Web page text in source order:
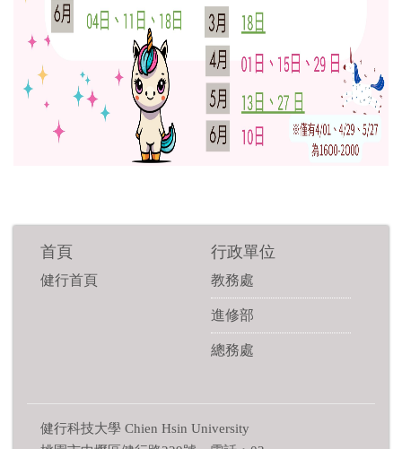
首頁
健行首頁
行政單位
教務處
進修部
總務處
健行科技大學 Chien Hsin University